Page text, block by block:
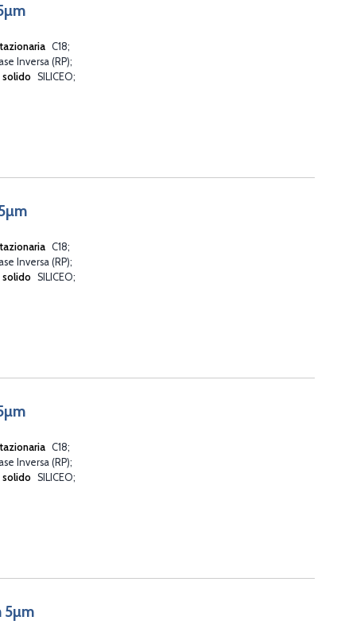
C18
Inversa (RP)
solido SILICEO
C18
Inversa (RP)
solido SILICEO
C18
Inversa (RP)
solido SILICEO
5µm